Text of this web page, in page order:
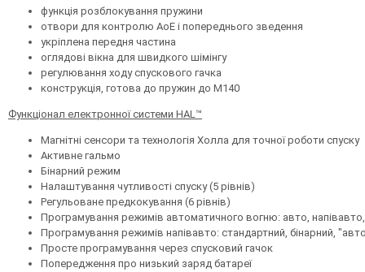
функція розблокування пружини
отвори для контролю AoE і попереднього зведення
укріплена передня частина
оглядові вікна для швидкого шімінгу
регулювання ходу спускового гачка
конструкція, готова до пружин до M140
Функціонал електронної системи HAL™
Магнітні сенсори та технологія Холла для точної роботи спуску
Активне гальмо
Бінарний режим
Налаштування чутливості спуску (5 рівнів)
Регульоване предкокування (6 рівнів)
Програмування режимів автоматичного вогню: авто, напівавто,
Програмування режимів напівавто: стандартний, бінарний,
Просте програмування через спусковий гачок
Попередження про низький заряд батареї